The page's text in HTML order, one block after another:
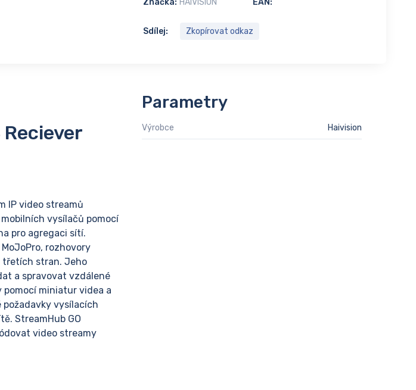
Sdílej: Zkopírovat odkaz
Reciever
IP video streamů
vysílačů pomocí
pro agregaci sítí.
rozhovory
třetích stran. Jeho
a spravovat vzdálené
miniatur videa a
požadavky vysílacích
StreamHub GO
video streamy
Parametry
Výrobce Haivision